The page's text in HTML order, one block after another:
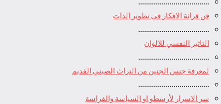
فن قرائة الافكار في تطوير الذات
التاثير النفسي للالوان
لمعرفة جنس الجنين من التراث الصيني القديم
سر الاسرار لأرسطو او السياسة والفراسة